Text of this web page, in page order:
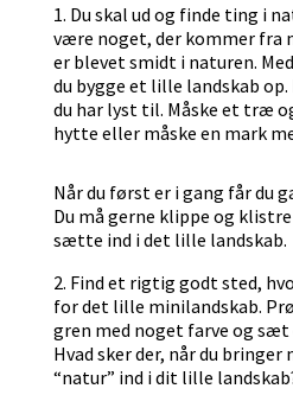
1. Du skal ud og finde ting i
være noget, der kommer fra
er blevet smidt i naturen.
du bygge et lille landskab op.
du har lyst til. Måske et træ
hytte eller måske en mark
Når du først er i gang får du
Du må gerne klippe og
sætte ind i det lille landskab.
2. Find et rigtig godt sted,
for det lille minilandskab.
gren med noget farve og sæt
Hvad sker der, når du bringer
“natur” ind i dit lille